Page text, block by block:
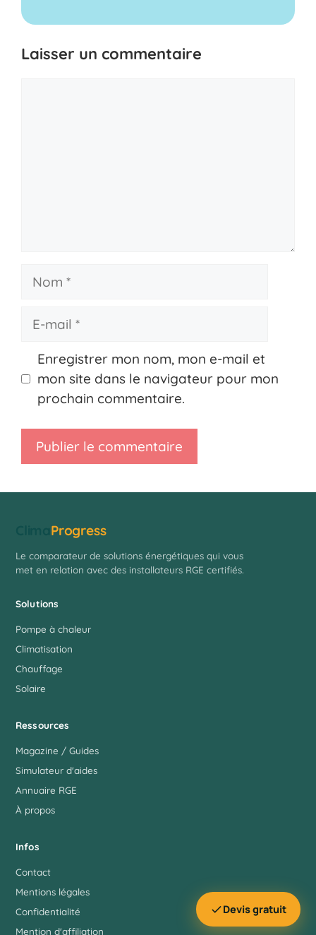
Laisser un commentaire
Nom
Enregistrer mon nom, mon e-mail et
mon site dans le navigateur pour mon
prochain commentaire.
Progress
Le comparateur de solutions énergétiques qui vous
met en relation avec des installateurs RGE certifiés.
Solutions
Pompe à chaleur
Climatisation
Chauffage
Solaire
Ressources
Magazine / Guides
Simulateur d'aides
Annuaire RGE
À propos
Infos
Contact
Mentions légales
Confidentialité
Mention d'affiliation
Devis gratuit